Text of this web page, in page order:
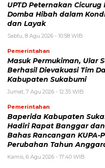
UPTD Peternakan Cicurug
Domba Hibah dalam
dan Layak
Sabtu, 8 Agu 2026 - 10:58 WIB
Pemerintahan
Masuk Permukiman, Ular
Berhasil Dievakuasi Tim
Kabupaten Sukabumi
Jumat, 7 Agu 2026 - 12:35 WIB
Pemerintahan
Baperida Kabupaten
Hadiri Rapat Banggar dan
Bahas Rancangan KUPA-
Perubahan Tahun
Kamis, 6 Agu 2026 - 17:40 WIB